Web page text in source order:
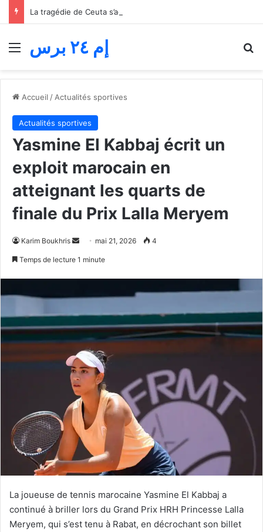
Menu إم ٢٤ برس
Accueil / Actualités sportives
Actualités sportives
Yasmine El Kabbaj écrit un
exploit marocain en
atteignant les quarts de
finale du Prix Lalla Meryem
Karim Boukhris
Envoyermai 21, 2026 4
Temps de lecture 1 minute
La joueuse de tennis marocaine Yasmine El Kabbaj a
continué à briller lors du Grand Prix HRH Princesse Lalla
Meryem, qui s’est tenu à Rabat, en décrochant son billet